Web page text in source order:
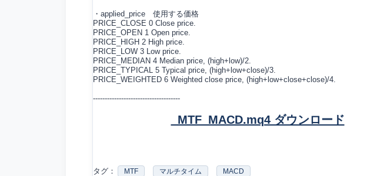
・applied_price 使用する価格
PRICE_CLOSE 0 Close price.
PRICE_OPEN 1 Open price.
PRICE_HIGH 2 High price.
PRICE_LOW 3 Low price.
PRICE_MEDIAN 4 Median price, (high+low)/2.
PRICE_TYPICAL 5 Typical price, (high+low+close)/3.
PRICE_WEIGHTED 6 Weighted close price, (high+low+close+close)/4.
-------------------------------------
_MTF_MACD.mq4 ダウンロード
タグ： MTF マルチタイム MACD